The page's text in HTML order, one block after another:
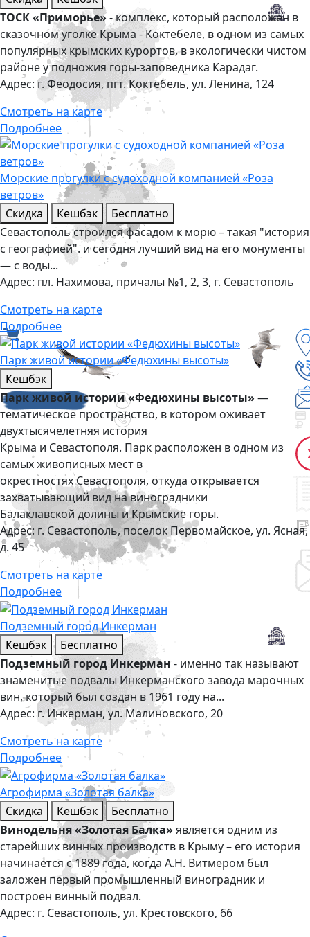
ТОСК «Приморье»- комплекс, который расположен в
сказочном уголке Крыма - Коктебеле, в одном из самых
популярных крымских курортов, в экологически чистом
районе у подножия горы-заповедника Карадаг.
Адрес:г. Феодосия, пгт. Коктебель, ул. Ленина, 124
Смотреть на карте
Подробнее
Морские прогулки с судоходной компанией «Роза
ветров»
Скидка
Кешбэк
Бесплатно
Севастополь строился фасадом к морю – такая "история
с географией". и сегодня лучший вид на его монументы
— с воды...
Адрес: пл. Нахимова, причалы №1, 2, 3, г. Севастополь
Смотреть на карте
Подробнее
Парк живой истории «Федюхины высоты»
Кешбэк
Парк живой истории «Федюхины высоты» —
тематическое пространство, в котором оживает
двухтысячелетняя история
Крыма и Севастополя. Парк расположен в одном из
самых живописных мест в
окрестностях Севастополя, откуда открывается
захватывающий вид на виноградники
Балаклавской долины и Крымские горы.
Адрес: г. Севастополь, поселок Первомайское, ул. Ясная,
д. 45
Смотреть на карте
Подробнее
Подземный город Инкерман
Кешбэк
Бесплатно
Подземный город Инкерман - именно так называют
знаменитые подвалы Инкерманского завода марочных
вин, который был создан в 1961 году на...
Адрес:г. Инкерман, ул. Малиновского, 20
Смотреть на карте
Подробнее
Агрофирма «Золотая балка»
Скидка
Кешбэк
Бесплатно
Винодельня «Золотая Балка» является одним из
старейших винных производств в Крыму – его история
начинается с 1889 года, когда А.Н. Витмером был
заложен первый промышленный виноградник и
построен винный подвал.
Адрес: г. Севастополь, ул. Крестовского, 66